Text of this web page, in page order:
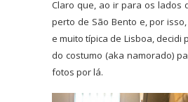
Claro que, ao ir para os lados
perto de São Bento e, por
e muito típica de Lisboa, decidi
do costumo (aka namorado)
fotos por lá.